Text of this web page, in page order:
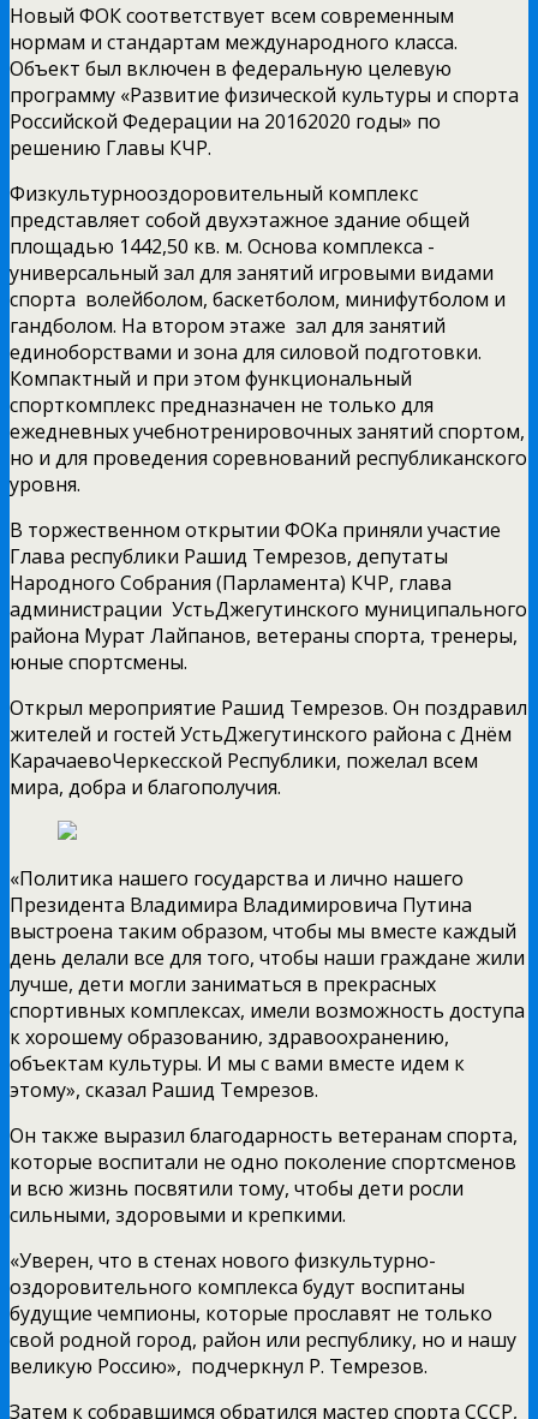
Новый ФОК соответствует всем современным
нормам и стандартам международного класса.
Объект был включен в федеральную целевую
программу «Развитие физической культуры и спорта
Российской Федерации на 2016­2020 годы» по
решению Главы КЧР.
Физкультурно­оздоровительный комплекс
представляет собой двух­этажное здание общей
площадью 1442,50 кв. м. Основа комплекса ­
универсальный зал для занятий игровыми видами
спорта ­ волейболом, баскетболом, мини­футболом и
гандболом. На втором этаже ­ зал для занятий
единоборствами и зона для силовой подготовки.
Компактный и при этом функциональный
спорткомплекс предназначен не только для
ежедневных учебно­тренировочных занятий спортом,
но и для проведения соревнований республиканского
уровня.
В торжественном открытии ФОКа приняли участие
Глава республики Рашид Темрезов, депутаты
Народного Собрания (Парламента) КЧР, глава
администрации Усть­Джегутинского муниципального
района Мурат Лайпанов, ветераны спорта, тренеры,
юные спортсмены.
Открыл мероприятие Рашид Темрезов. Он поздравил
жителей и гостей Усть­Джегутинского района с Днём
Карачаево­Черкесской Республики, пожелал всем
мира, добра и благополучия.
«Политика нашего государства и лично нашего
Президента Владимира Владимировича Путина
выстроена таким образом, чтобы мы вместе каждый
день делали все для того, чтобы наши граждане жили
лучше, дети могли заниматься в прекрасных
спортивных комплексах, имели возможность доступа
к хорошему образованию, здравоохранению,
объектам культуры. И мы с вами вместе идем к
этому»,­ сказал Рашид Темрезов.
Он также выразил благодарность ветеранам спорта,
которые воспитали не одно поколение спортсменов
и всю жизнь посвятили тому, чтобы дети росли
сильными, здоровыми и крепкими.
«Уверен, что в стенах нового физкультурно­
оздоровительного комплекса будут воспитаны
будущие чемпионы, которые прославят не только
свой родной город, район или республику, но и нашу
великую Россию», ­ подчеркнул Р. Темрезов.
Затем к собравшимся обратился мастер спорта СССР,